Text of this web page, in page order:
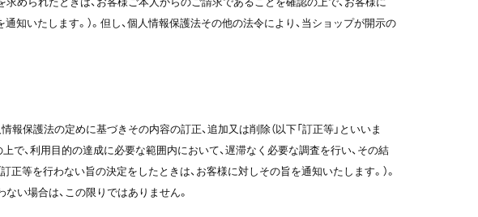
知いたします。）。但し、個人情報保護法その他の法令により、当ショップが開示の
保護法の定めに基づきその内容の訂正、追加又は削除（以下「訂正等」といいま
で、利用目的の達成に必要な範囲内において、遅滞なく必要な調査を行い、その結
等を行わない旨の決定をしたときは、お客様に対しその旨を通知いたします。）。
い場合は、この限りではありません。